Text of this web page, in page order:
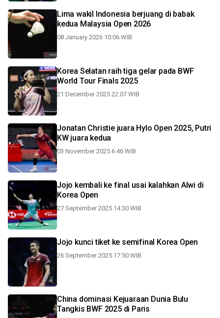
Lima wakil Indonesia berjuang di babak
kedua Malaysia Open 2026
08 January 2026 10:06 WIB
Korea Selatan raih tiga gelar pada BWF
World Tour Finals 2025
21 December 2025 22:07 WIB
Jonatan Christie juara Hylo Open 2025, Putri
KW juara kedua
03 November 2025 6:46 WIB
Jojo kembali ke final usai kalahkan Alwi di
Korea Open
27 September 2025 14:30 WIB
Jojo kunci tiket ke semifinal Korea Open
26 September 2025 17:50 WIB
China dominasi Kejuaraan Dunia Bulu
Tangkis BWF 2025 di Paris